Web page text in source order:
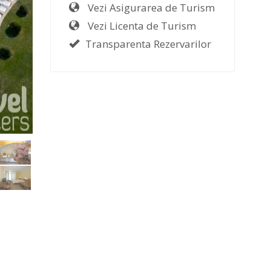
Vezi Asigurarea de Turism
Vezi Licenta de Turism
Transparenta Rezervarilor